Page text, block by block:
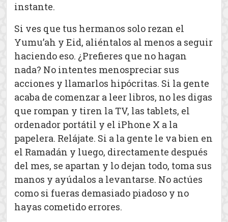
instante.
Si ves que tus hermanos solo rezan el
Yumu’ah y Eid, aliéntalos al menos a seguir
haciendo eso. ¿Prefieres que no hagan
nada? No intentes menospreciar sus
acciones y llamarlos hipócritas. Si la gente
acaba de comenzar a leer libros, no les digas
que rompan y tiren la TV, las tablets, el
ordenador portátil y el iPhone X a la
papelera. Relájate. Si a la gente le va bien en
el Ramadán y luego, directamente después
del mes, se apartan y lo dejan todo, toma sus
manos y ayúdalos a levantarse. No actúes
como si fueras demasiado piadoso y no
hayas cometido errores.